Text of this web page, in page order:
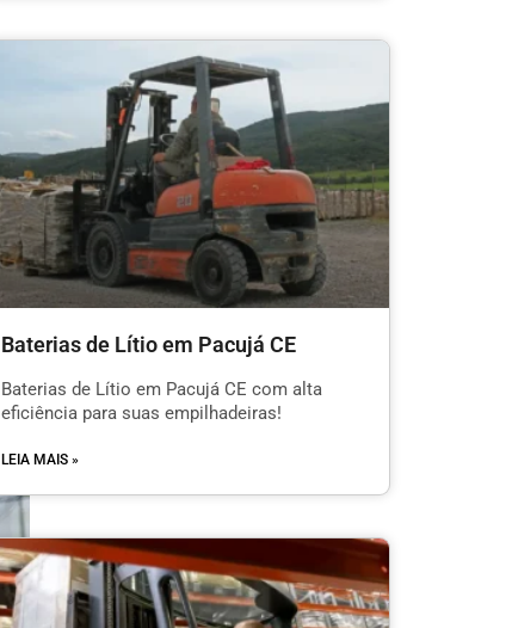
Baterias de Lítio em Pacujá CE
Baterias de Lítio em Pacujá CE com alta
eficiência para suas empilhadeiras!
LEIA MAIS »